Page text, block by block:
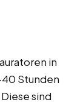
in
Stunden
sind